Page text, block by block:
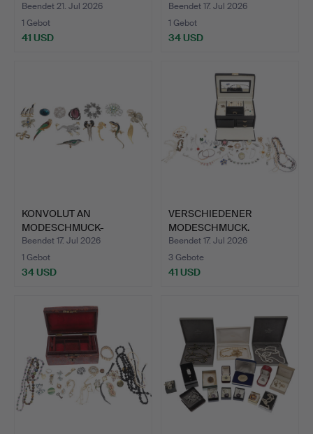
ZWEI…
Beendet 21. Jul 2026
1 Gebot
41 USD
Beendet 17. Jul 2026
1 Gebot
34 USD
KONVOLUT AN
MODESCHMUCK-
BROSCHEN.
Beendet 17. Jul 2026
1 Gebot
34 USD
VERSCHIEDENER
MODESCHMUCK.
Beendet 17. Jul 2026
3 Gebote
41 USD